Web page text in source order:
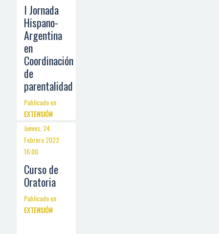
I Jornada
Hispano-
Argentina
en
Coordinación
de
parentalidad
Publicado en
EXTENSIÓN
Jueves, 24
Febrero 2022
16:00
Curso de
Oratoria
Publicado en
EXTENSIÓN